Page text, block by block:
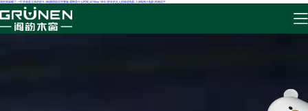
我把表妹睡了,一打开就是立体的贺卡,3肉脯团国语完整版,霜降是什么时候,2019free 18HD,部长的夫人的味道电影,人体蜈蚣3 电影,终物语下